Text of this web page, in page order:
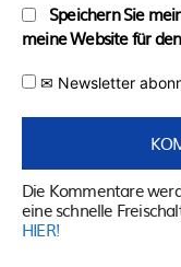
Speichern Sie
meine Website für
✉ Newsletter
Die Kommentare
eine schnelle
HIER!